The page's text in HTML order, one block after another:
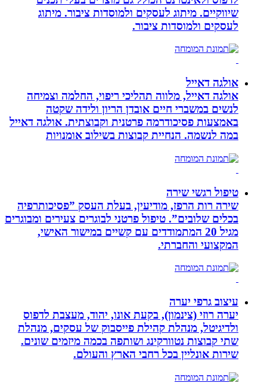
שיווקיים. מיתוג לעסקים ולמוסדות ציבור. מיתוג
לעסקים ולמוסדות ציבור.
אולגה דאייל
אולגה דאייל, מלווה תהליכי ריפוי, החלמה וצמיחה
לנשים במשברי חיים אובדן הריון ולידה שקטה
באמצעות פסיכודרמה פרטנית וקבוצתית. אולגה דאייל
במה לנשמה. ‏הנחיית קבוצות בשילוב אומנויות‏
טיפול רגשי שירה
שירה רות הרפז, מודיעין, בעלת העסק ”פסיכותרפיה
בכלים שלובים”. טיפול פרטני לבוגרים צעירים ומבוגרים
מגיל 20 המתמודדים עם קשיים במישור האישי,
המקצועי והחברתי.
עיצוב גרפי יערה
יערה רוזי (צינמון), בקעת אונו, יהוד, מעצבת לדפוס
ולדיגיטל, מנהלת קהילת פייסבוק של עסקים, מנהלת
שתי קבוצות נטוורקינג ושותפה בכמה מיזמים שונים.
שירות אונליין בכל רחבי הארץ והעולם.